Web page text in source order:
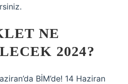
NE
2024?
BİM’de! 14 Haziran